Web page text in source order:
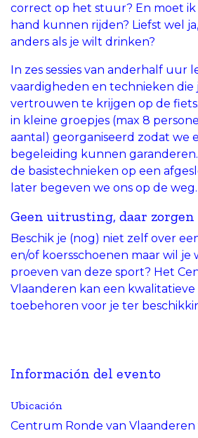
correct op het stuur? En moet ik
hand kunnen rijden? Liefst wel
anders als je wilt drinken?
In zes sessies van anderhalf uur
vaardigheden en technieken die
vertrouwen te krijgen op de
in kleine groepjes (max 8
aantal) georganiseerd zodat we
begeleiding kunnen
de basistechnieken op een
later begeven we ons op de weg.
Geen uitrusting, daar
Beschik je (nog) niet zelf over
en/of koersschoenen maar wil je
proeven van deze sport? Het
Vlaanderen kan een kwalitatieve
toebehoren voor je ter
Información del evento
Ubicación
Centrum Ronde van Vlaanderen